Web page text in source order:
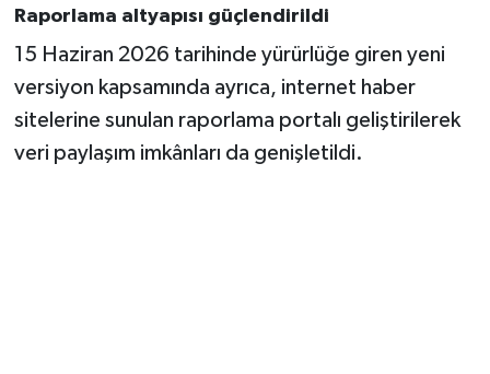
Raporlama altyapısı güçlendirildi
15 Haziran 2026 tarihinde yürürlüğe giren yeni
versiyon kapsamında ayrıca, internet haber
sitelerine sunulan raporlama portalı geliştirilerek
veri paylaşım imkânları da genişletildi.